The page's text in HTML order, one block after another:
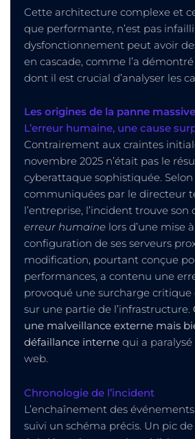
Cette architecture complexe et
que performante, n’est pas
dysfonctionnement peut avoir
en cascade, comme l’a
dont il est crucial d’analyser les
Les origines de la panne
L’erreur humaine, une cause
Contrairement aux craintes
novembre 2025 n’était pas le
cyberattaque sophistiquée.
communiquées par le directeur
l’entreprise, l’incident trouve
erreur humainelors d’une mise
configuration de ses serveurs
modification, pourtant conçue
performances, a contenu une
provoqué une surcharge critique
sur une partie de l’infrastructure.
une malveillance externe mais
défaillance internequi a
web.
Chronologie de l’incident
L’enchaînement des
suivi un schéma précis. Un pic